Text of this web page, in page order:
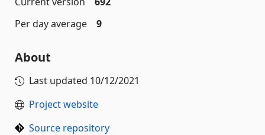
Per day average
9
About
Last updated 10/12/2021
Project website
Source repository